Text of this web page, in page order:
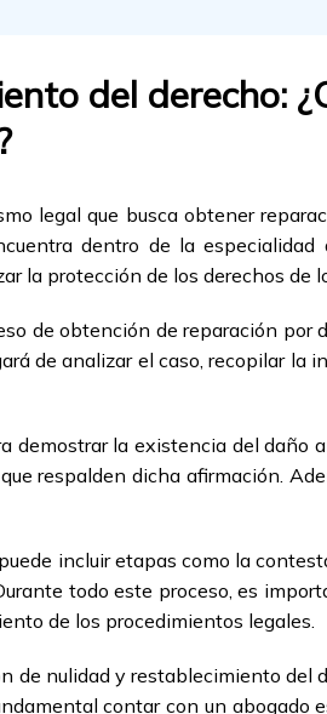
del derecho:
legal que busca obtener
dentro de la
la protección de los derechos de
de obtención de reparación por
de analizar el caso, recopilar la
demostrar la existencia del daño
respalden dicha afirmación.
incluir etapas como la
todo este proceso, es
de los procedimientos legales.
nulidad y restablecimiento del
contar con un abogado